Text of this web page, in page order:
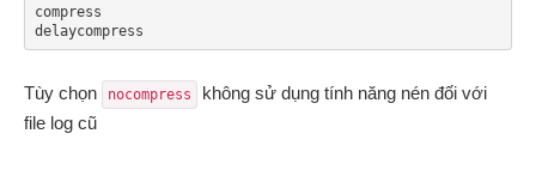
compress
delaycompress
Tùy chọn nocompress
không sử dụng tính năng nén đối với
file log cũ